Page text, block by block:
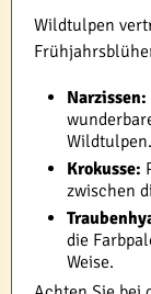
Wildtulpen
Narzissen:
Wildtulpen.
Krokusse:
zwischen
die
Weise.